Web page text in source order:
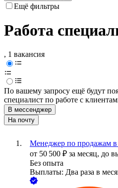
Ещё фильтры
Работа
, 1 вакансия
По вашему запросу ещё будут
специалист по работе с
В мессенджер
На почту
Менеджер по продажам в
от 50 500 ₽ за месяц, до
Без опыта
Выплаты: Два раза в